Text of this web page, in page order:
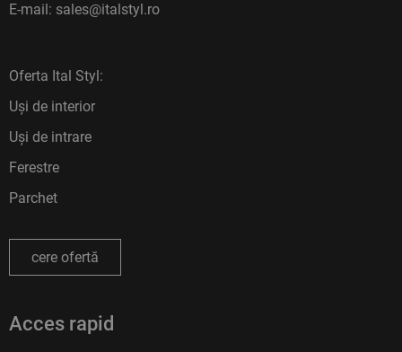
E-mail: sales@italstyl.ro
Oferta Ital Styl:
Uși de interior
Uși de intrare
Ferestre
Parchet
cere ofertă
Acces rapid